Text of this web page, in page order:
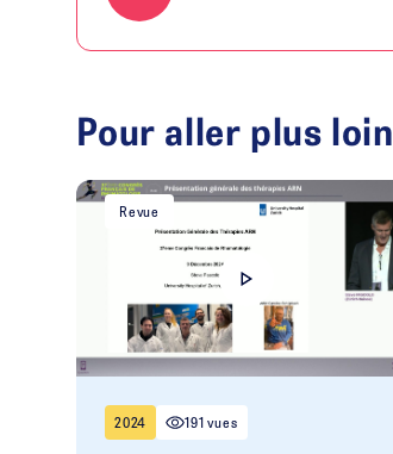
Pour aller plus loin
Revue
2024 191 vues